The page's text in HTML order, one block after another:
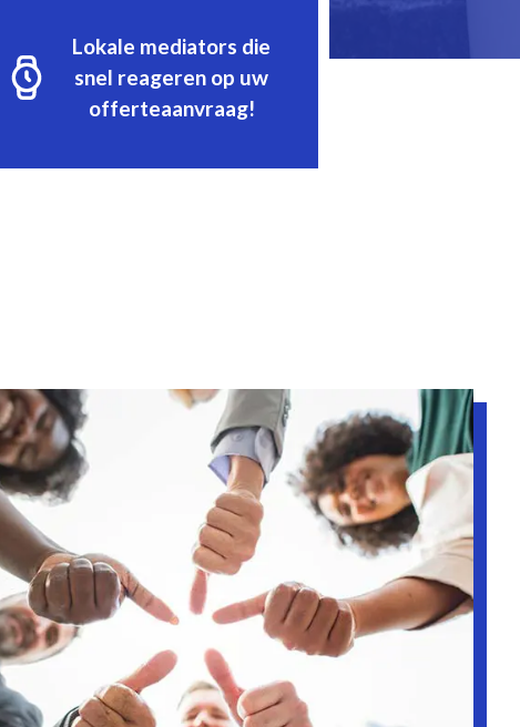
Lokale mediators die
snel reageren op uw
offerteaanvraag!